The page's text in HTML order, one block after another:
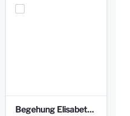
Begehung Elisabethenanlage 1.8.17_Protokoll .pdf